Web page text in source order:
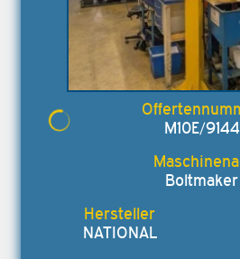
M10E/9144
Boltmaker
NATIONAL